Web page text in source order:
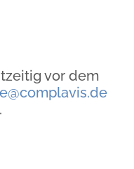
vor dem